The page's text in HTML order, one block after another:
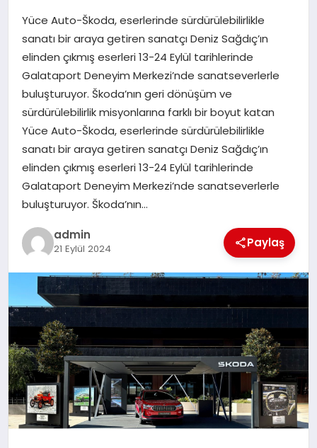
MAGAZIN
SAĞLIK
YAŞAM
Yüce Auto-Škoda, eserlerinde sürdürülebilirlikle
sanatı bir araya getiren sanatçı Deniz Sağdıç’ın
elinden çıkmış eserleri 13-24 Eylül tarihlerinde
Galataport Deneyim Merkezi’nde sanatseverlerle
buluşturuyor. Škoda’nın geri dönüşüm ve
sürdürülebilirlik misyonlarına farklı bir boyut katan
Yüce Auto-Škoda, eserlerinde sürdürülebilirlikle
sanatı bir araya getiren sanatçı Deniz Sağdıç’ın
elinden çıkmış eserleri 13-24 Eylül tarihlerinde
Galataport Deneyim Merkezi’nde sanatseverlerle
buluşturuyor. Škoda’nın…
admin
21 Eylül 2024 Paylaş